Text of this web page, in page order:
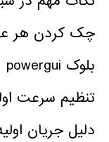
چک کردن هر
بلوک powergui
تنظیم سرعت
دلیل جریان